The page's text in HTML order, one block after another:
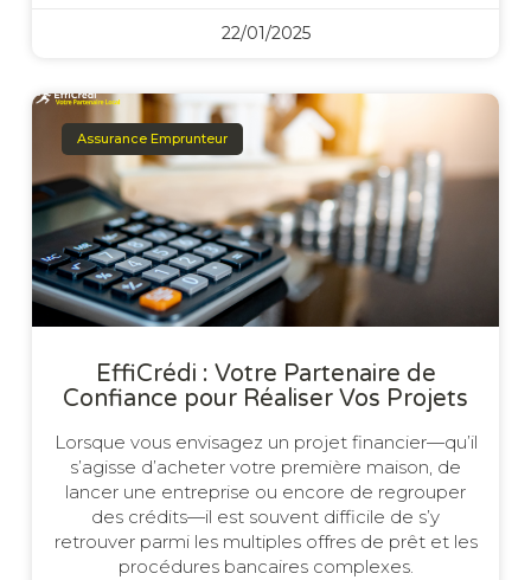
22/01/2025
Assurance Emprunteur
EffiCrédi : Votre Partenaire de
Confiance pour Réaliser Vos Projets
Lorsque vous envisagez un projet financier—qu’il
s’agisse d’acheter votre première maison, de
lancer une entreprise ou encore de regrouper
des crédits—il est souvent difficile de s’y
retrouver parmi les multiples offres de prêt et les
procédures bancaires complexes.